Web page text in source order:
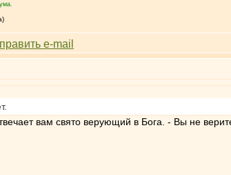
вам свято верующий в Бога. - Вы не